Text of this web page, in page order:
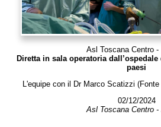
Asl Toscana Centro -
Diretta in sala operatoria
paesi
L'equipe con il Dr Marco Scatizzi
02/12/2024
Asl Toscana Centro -